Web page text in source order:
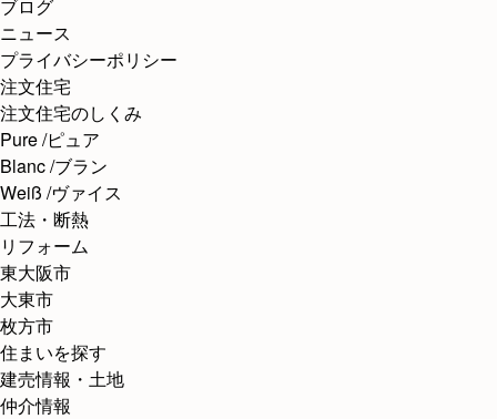
ブログ
ニュース
プライバシーポリシー
注文住宅
注文住宅のしくみ
Pure /ピュア
Blanc /ブラン
Weiß /ヴァイス
工法・断熱
リフォーム
東大阪市
大東市
枚方市
住まいを探す
建売情報・土地
仲介情報